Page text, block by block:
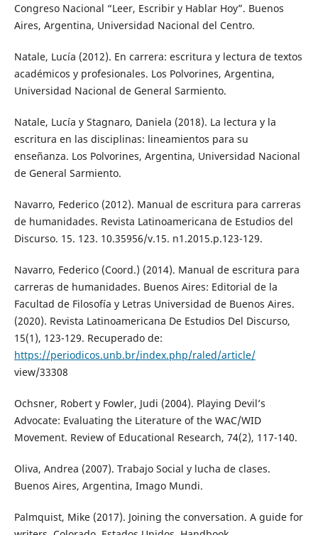
Congreso Nacional “Leer, Escribir y Hablar Hoy”. Buenos
Aires, Argentina, Universidad Nacional del Centro.
Natale, Lucía (2012). En carrera: escritura y lectura de textos
académicos y profesionales. Los Polvorines, Argentina,
Universidad Nacional de General Sarmiento.
Natale, Lucía y Stagnaro, Daniela (2018). La lectura y la
escritura en las disciplinas: lineamientos para su
enseñanza. Los Polvorines, Argentina, Universidad Nacional
de General Sarmiento.
Navarro, Federico (2012). Manual de escritura para carreras
de humanidades. Revista Latinoamericana de Estudios del
Discurso. 15. 123. 10.35956/v.15. n1.2015.p.123-129.
Navarro, Federico (Coord.) (2014). Manual de escritura para
carreras de humanidades. Buenos Aires: Editorial de la
Facultad de Filosofía y Letras Universidad de Buenos Aires.
(2020). Revista Latinoamericana De Estudios Del Discurso,
15(1), 123-129. Recuperado de:
https://periodicos.unb.br/index.php/raled/article/
view/33308
Ochsner, Robert y Fowler, Judi (2004). Playing Devil’s
Advocate: Evaluating the Literature of the WAC/WID
Movement. Review of Educational Research, 74(2), 117-140.
Oliva, Andrea (2007). Trabajo Social y lucha de clases.
Buenos Aires, Argentina, Imago Mundi.
Palmquist, Mike (2017). Joining the conversation. A guide for